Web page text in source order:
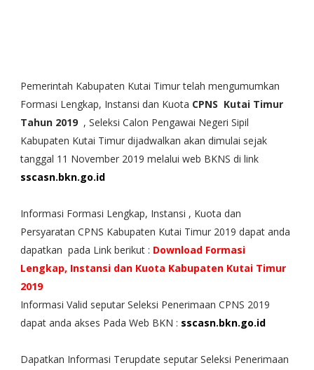
Pemerintah Kabupaten Kutai Timur telah mengumumkan
Formasi Lengkap, Instansi dan Kuota CPNS Kutai Timur
Tahun 2019 , Seleksi Calon Pengawai Negeri Sipil
Kabupaten Kutai Timur dijadwalkan akan dimulai sejak
tanggal 11 November 2019 melalui web BKNS di link
sscasn.bkn.go.id
Informasi Formasi Lengkap, Instansi , Kuota dan
Persyaratan CPNS Kabupaten Kutai Timur 2019 dapat anda
dapatkan pada Link berikut : Download Formasi
Lengkap, Instansi dan Kuota Kabupaten Kutai Timur
2019
Informasi Valid seputar Seleksi Penerimaan CPNS 2019
dapat anda akses Pada Web BKN : sscasn.bkn.go.id
Dapatkan Informasi Terupdate seputar Seleksi Penerimaan